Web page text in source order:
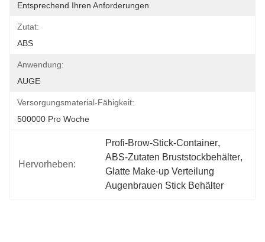
Entsprechend Ihren Anforderungen
Zutat:
ABS
Anwendung:
AUGE
Versorgungsmaterial-Fähigkeit:
500000 Pro Woche
Hervorheben:
Profi-Brow-Stick-Container,
ABS-Zutaten Bruststockbehälter,
Glatte Make-up Verteilung
Augenbrauen Stick Behälter